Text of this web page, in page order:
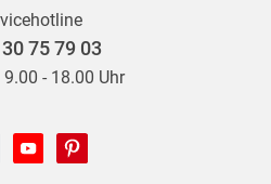
75 79 03
9.00 - 18.00 Uhr